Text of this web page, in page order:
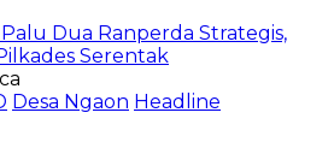
Dua Ranperda Strategis,
Serentak
Desa Ngaon Headline